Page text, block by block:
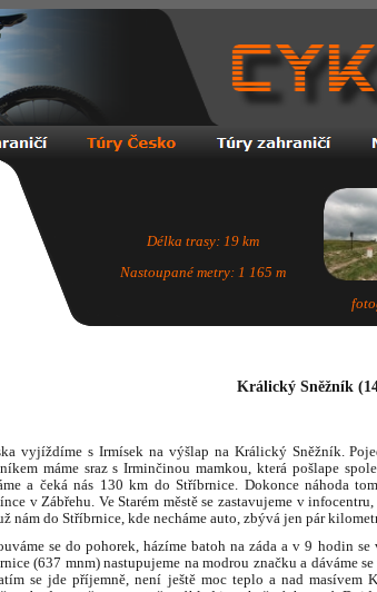
Králický Sněžník
vyjíždíme s Irmísek na výšlap na Králický Sněžník.
máme sraz s Irminčinou mamkou, která pošlape
a čeká nás 130 km do Stříbrnice. Dokonce náhoda
v Zábřehu. Ve Starém městě se zastavujeme v
nám do Stříbrnice, kde necháme auto, zbývá jen pár
se do pohorek, házíme batoh na záda a v 9 hodin
(637 mnm) nastupujeme na modrou značku a dáváme
se jde příjemně, není ještě moc teplo a nad masívem
Délka trasy: 19 km
Nastoupané metry: 1 165 m